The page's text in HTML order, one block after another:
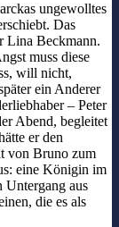
ungewolltes
Das
Lina Beckmann.
muss diese
will nicht,
ein Anderer
– Peter
Abend, begleitet
er den
von Bruno zum
eine Königin im
Untergang aus
die es als